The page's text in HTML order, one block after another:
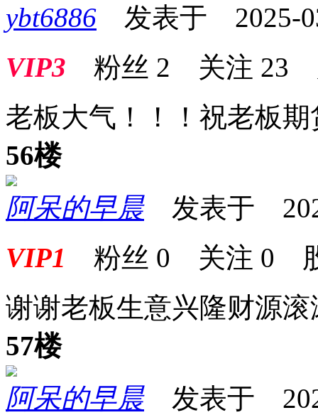
ybt6886 发表于 2025-
VIP3 粉丝 2 关注 23
老板大气！！！祝老板
56楼
阿呆的早晨发表于
VIP1 粉丝 0 关注 0
谢谢老板生意兴隆财源
57楼
阿呆的早晨发表于